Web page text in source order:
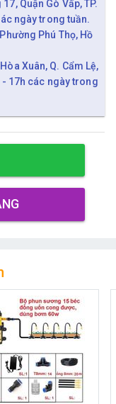
Quận Gò Vấp, TP.
ngày trong tuần.
Phú Thọ, Hồ
Xuân, Q. Cẩm Lệ,
- 17h các ngày trong